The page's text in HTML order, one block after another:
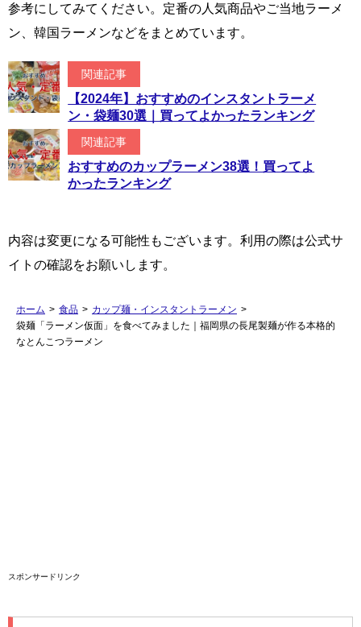
参考にしてみてください。定番の人気商品やご当地ラーメ
ン、韓国ラーメンなどをまとめています。
関連記事
【2024年】おすすめのインスタントラーメ
ン・袋麺30選｜買ってよかったランキング
関連記事
おすすめのカップラーメン38選！買ってよ
かったランキング
内容は変更になる可能性もございます。利用の際は公式サ
イトの確認をお願いします。
ホーム > 食品 > カップ麺・インスタントラーメン >
袋麺「ラーメン仮面」を食べてみました｜福岡県の長尾製麺が作る本格的
なとんこつラーメン
スポンサードリンク